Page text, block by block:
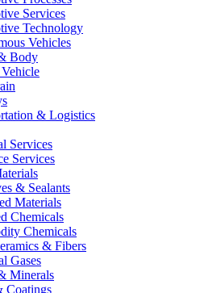
Services
Technology
Vehicles
Body
& Logistics
Services
Services
& Sealants
Materials
Chemicals
Chemicals
& Fibers
Gases
Minerals
Coatings